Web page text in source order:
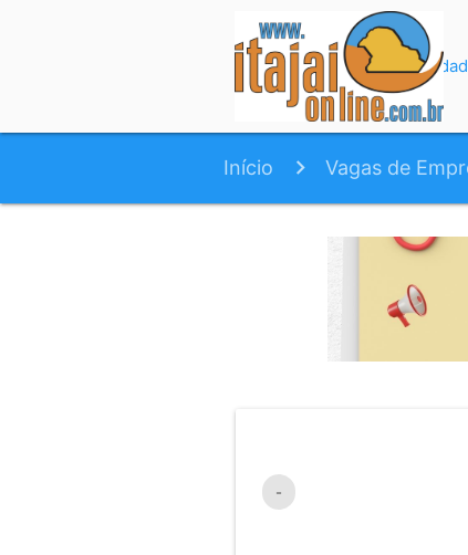
Início
Início Vagas de
-